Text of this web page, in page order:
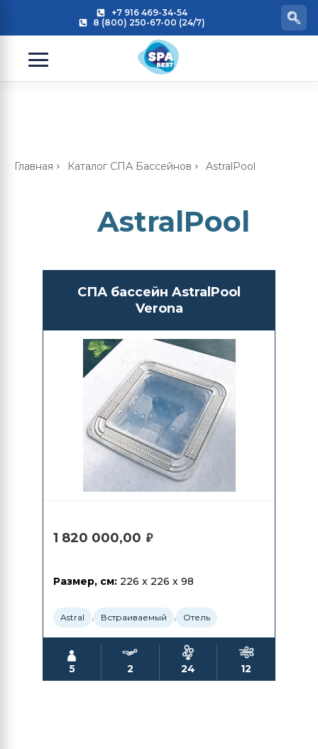
+7 916 469-34-54
8 (800) 250-67-00 (24/7)
Главная Каталог СПА Бассейнов AstralPool
AstralPool
СПА бассейн AstralPool
Verona
1 820 000,00 ₽
Размер, см: 226 x 226 x 98
Astral , Встраиваемый , Отель
5 2 24 12